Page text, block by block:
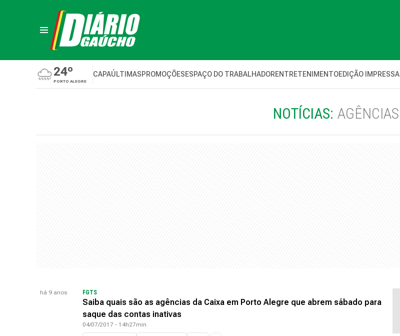
24º
PORTO ALEGRE
CAPAÚLTIMASPROMOÇÕESESPAÇO DO TRABALHADORENTRETENIMENTOEDIÇÃO IMPRESSA
NOTÍCIAS: AGÊNCIAS
há 9 anos FGTS
Saiba quais são as agências da Caixa em Porto Alegre que abrem sábado para
saque das contas inativas
04/07/2017 - 14h27min